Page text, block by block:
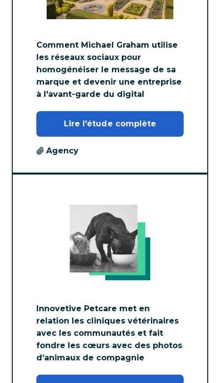
Comment Michael Graham utilise
les réseaux sociaux pour
homogénéiser le message de sa
marque et devenir une entreprise
à l'avant-garde du digital
Lire l'étude complète
Agency
Innovetive Petcare met en
relation les cliniques vétérinaires
avec les communautés et fait
fondre les cœurs avec des photos
d’animaux de compagnie